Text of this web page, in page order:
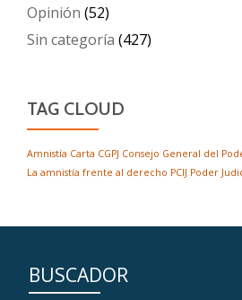
Opinión (52)
Sin categoría (427)
TAG CLOUD
Amnistía Carta CGPJ Consejo General del
La amnistía frente al derecho PCIJ Poder
BUSCADOR